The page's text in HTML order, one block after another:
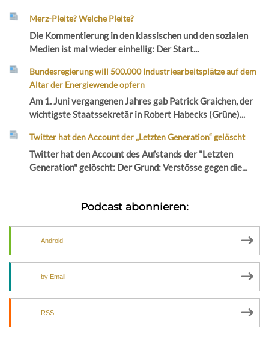
Merz-Pleite? Welche Pleite?
Die Kommentierung in den klassischen und den sozialen
Medien ist mal wieder einhellig: Der Start...
Bundesregierung will 500.000 Industriearbeitsplätze auf dem
Altar der Energiewende opfern
Am 1. Juni vergangenen Jahres gab Patrick Graichen, der
wichtigste Staatssekretär in Robert Habecks (Grüne)...
Twitter hat den Account der „Letzten Generation“ gelöscht
Twitter hat den Account des Aufstands der "Letzten
Generation" gelöscht: Der Grund: Verstösse gegen die...
Podcast abonnieren:
Android
by Email
RSS